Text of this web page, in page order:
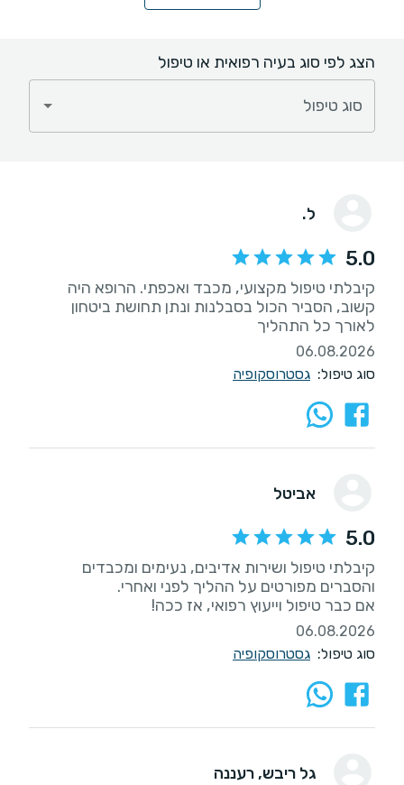
הצג לפי סוג בעיה רפואית או טיפול
סוג טיפול
ל.
5.0
קיבלתי טיפול מקצועי, מכבד ואכפתי. הרופא היה
קשוב, הסביר הכול בסבלנות ונתן תחושת ביטחון
לאורך כל התהליך
06.08.2026
סוג טיפול: גסטרוסקופיה
אביטל
5.0
קיבלתי טיפול ושירות אדיבים, נעימים ומכבדים
אם כבר טיפול וייעוץ רפואי, אז ככה!
06.08.2026
סוג טיפול: גסטרוסקופיה
גל ריבש, רעננה